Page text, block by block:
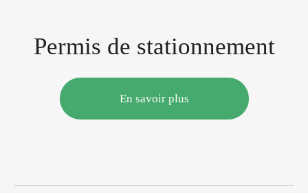
Permis de stationnement
En savoir plus